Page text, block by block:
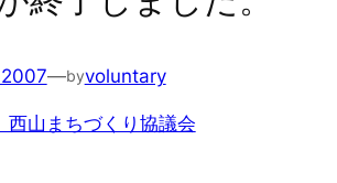
—byvoluntary
山まちづくり協議会